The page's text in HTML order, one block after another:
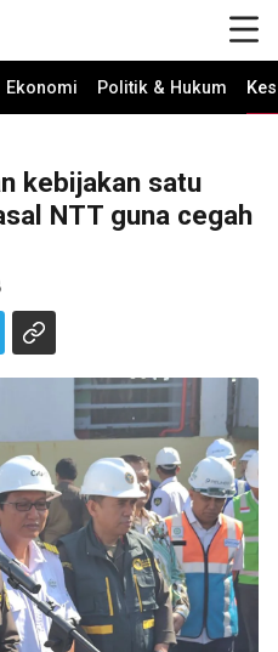
Ekonomi Politik & Hukum
kebijakan satu
NTT guna cegah